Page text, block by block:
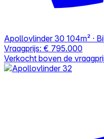
Apollovlinder 30 104m² ·
Vraagprijs: € 795.000
Verkocht boven de